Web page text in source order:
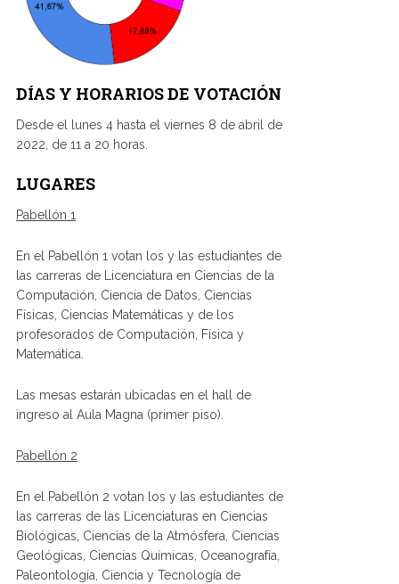
DÍAS Y HORARIOS DE VOTACIÓN
Desde el lunes 4 hasta el viernes 8 de abril de
2022, de 11 a 20 horas.
LUGARES
Pabellón 1
En el Pabellón 1 votan los y las estudiantes de
las carreras de Licenciatura en Ciencias de la
Computación, Ciencia de Datos, Ciencias
Físicas, Ciencias Matemáticas y de los
profesorados de Computación, Física y
Matemática.
Las mesas estarán ubicadas en el hall de
ingreso al Aula Magna (primer piso).
Pabellón 2
En el Pabellón 2 votan los y las estudiantes de
las carreras de las Licenciaturas en Ciencias
Biológicas, Ciencias de la Atmósfera, Ciencias
Geológicas, Ciencias Químicas, Oceanografía,
Paleontología, Ciencia y Tecnología de